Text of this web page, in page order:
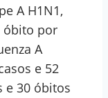
A H1N1,
óbito por
A
e 52
e 30 óbitos